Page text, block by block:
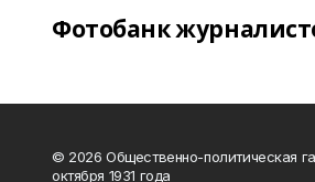
Фотобанк
© 2026 Общественно-политическая
октября 1931 года